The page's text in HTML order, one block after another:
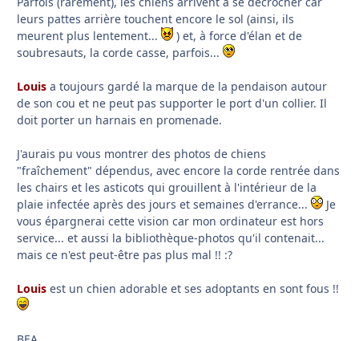
leurs pattes arrière touchent encore le sol (ainsi, ils
meurent plus lentement...
) et, à force d'élan et de
soubresauts, la corde casse, parfois...
Louis a toujours gardé la marque de la pendaison autour
de son cou et ne peut pas supporter le port d'un collier. Il
doit porter un harnais en promenade.
J'aurais pu vous montrer des photos de chiens
"fraîchement" dépendus, avec encore la corde rentrée dans
les chairs et les asticots qui grouillent à l'intérieur de la
plaie infectée après des jours et semaines d'errance...
Je
vous épargnerai cette vision car mon ordinateur est hors
service... et aussi la bibliothèque-photos qu'il contenait...
mais ce n'est peut-être pas plus mal !! :?
Louis est un chien adorable et ses adoptants en sont fous !!